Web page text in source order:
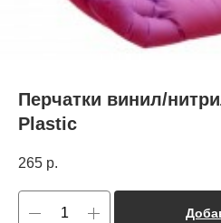
Перчатки винил/
Plastic
265 р.